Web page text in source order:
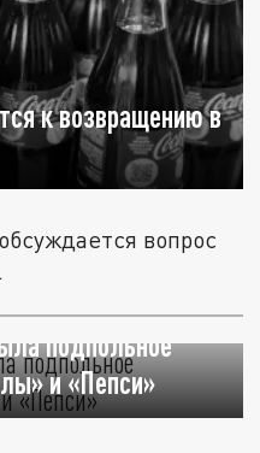
к возвращению в
вопрос
подпольное
и «Пепси»